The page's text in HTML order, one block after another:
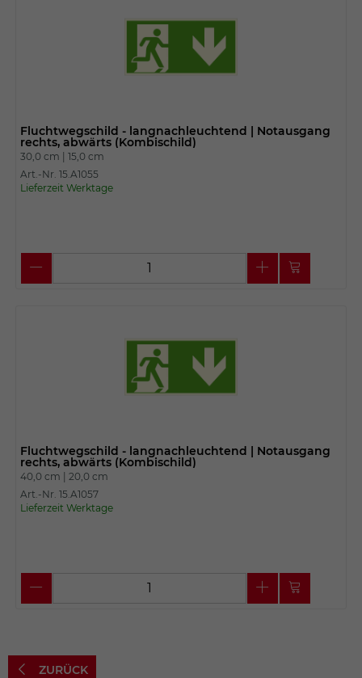
Fluchtwegschild - langnachleuchtend | Notausgang
rechts, abwärts (Kombischild)
30,0 cm | 15,0 cm
Art.-Nr. 15.A1055
Lieferzeit Werktage
Fluchtwegschild - langnachleuchtend | Notausgang
rechts, abwärts (Kombischild)
40,0 cm | 20,0 cm
Art.-Nr. 15.A1057
Lieferzeit Werktage
ZURÜCK